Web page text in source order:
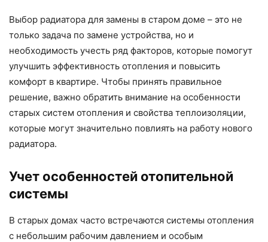
Выбор радиатора для замены в старом доме – это не
только задача по замене устройства, но и
необходимость учесть ряд факторов, которые помогут
улучшить эффективность отопления и повысить
комфорт в квартире. Чтобы принять правильное
решение, важно обратить внимание на особенности
старых систем отопления и свойства теплоизоляции,
которые могут значительно повлиять на работу нового
радиатора.
Учет особенностей отопительной
системы
В старых домах часто встречаются системы отопления
с небольшим рабочим давлением и особым